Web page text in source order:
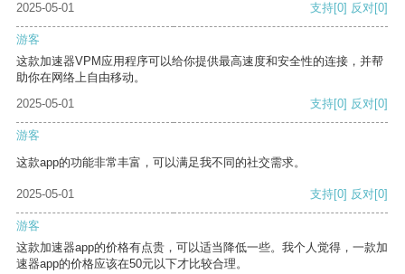
2025-05-01
支持[0] 反对[0]
游客
这款加速器VPM应用程序可以给你提供最高速度和安全性的连接，并帮
助你在网络上自由移动。
2025-05-01
支持[0] 反对[0]
游客
这款app的功能非常丰富，可以满足我不同的社交需求。
2025-05-01 支持[0] 反对[0]
游客
这款加速器app的价格有点贵，可以适当降低一些。我个人觉得，一款加
速器app的价格应该在50元以下才比较合理。